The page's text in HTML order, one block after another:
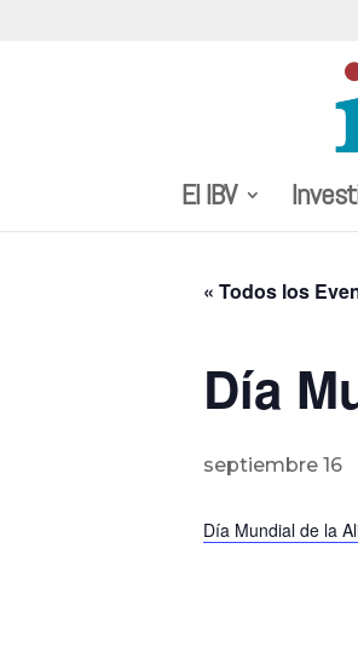
El IBV
« Todos los
Día
septiembre 16
Día Mundial de la